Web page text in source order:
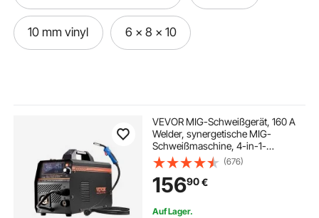
10 mm vinyl 6 x 8 x 10
VEVOR MIG-Schweißgerät, 160 A
Welder, synergetische MIG-
Schweißmaschine, 4-in-1-
Gas/MIG/MMA/Lift TIG-
Mehrprozess-Schweißer mit IGBT-
Wechselrichtertechnologie und
LCD-Bildschirmanzeige
(676)
15690€
Auf Lager.